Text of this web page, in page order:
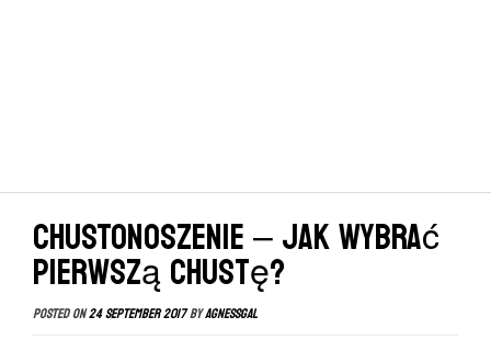
CHUSTONOSZENIE – jak wybrać
pierwszą chustę?
Posted on24 September 2017byagnessgal